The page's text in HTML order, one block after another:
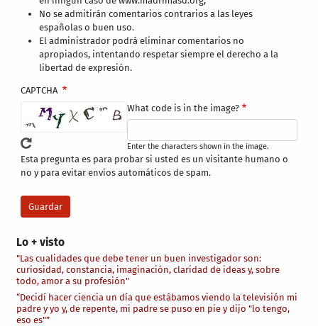
Lo + visto
"Las cualidades que debe tener un buen investigador son:
curiosidad, constancia, imaginación, claridad de ideas y, sobre
todo, amor a su profesión"
“Decidí hacer ciencia un día que estábamos viendo la televisión mi
padre y yo y, de repente, mi padre se puso en pie y dijo "lo tengo,
eso es"”
No se admitirán comentarios contrarios a las leyes
españolas o buen uso.
El administrador podrá eliminar comentarios no
apropiados, intentando respetar siempre el derecho a la
libertad de expresión.
CAPTCHA
What code is in the image?
Enter the characters shown in the image.
Esta pregunta es para probar si usted es un visitante humano o
no y para evitar envíos automáticos de spam.